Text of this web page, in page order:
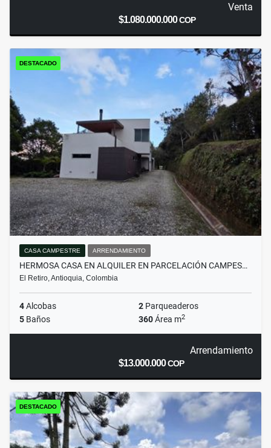
Venta
$1.080.000.000COP
DESTACADO
CASA CAMPESTRE ARRENDAMIENTO
HERMOSA CASA EN ALQUILER EN PARCELACIÓN CAMPES…
El Retiro, Antioquia, Colombia
4Alcobas 2 Parqueaderos
5 Baños 360Área m2
Arrendamiento
$13.000.000COP
DESTACADO